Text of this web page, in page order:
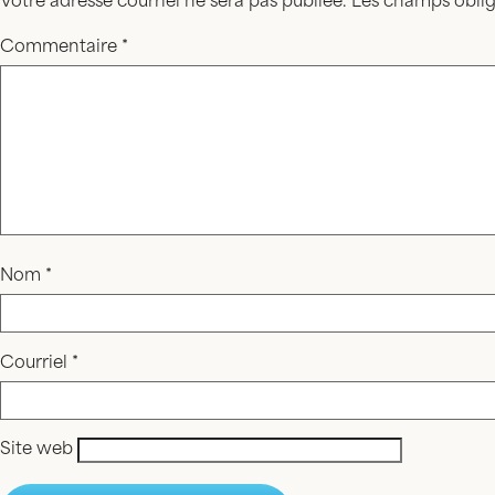
Commentaire *
Nom *
Courriel *
Site web